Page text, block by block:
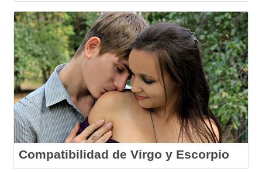
Compatibilidad de Virgo y Escorpio